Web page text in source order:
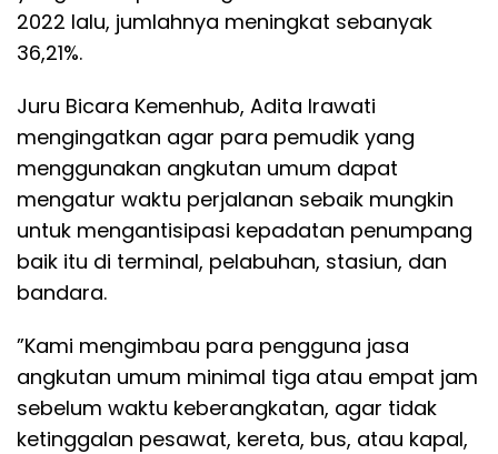
2022 lalu, jumlahnya meningkat sebanyak
36,21%.
Juru Bicara Kemenhub, Adita Irawati
mengingatkan agar para pemudik yang
menggunakan angkutan umum dapat
mengatur waktu perjalanan sebaik mungkin
untuk mengantisipasi kepadatan penumpang
baik itu di terminal, pelabuhan, stasiun, dan
bandara.
”Kami mengimbau para pengguna jasa
angkutan umum minimal tiga atau empat jam
sebelum waktu keberangkatan, agar tidak
ketinggalan pesawat, kereta, bus, atau kapal,